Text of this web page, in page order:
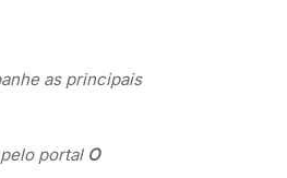
as principais
portal O